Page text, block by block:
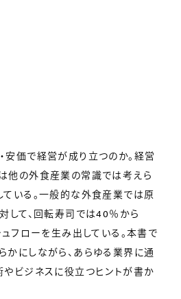
価で経営が成り立つのか。経営
他の外食産業の常識では考えら
いる。一般的な外食産業では原
して、回転寿司では40％から
フローを生み出している。本書で
にしながら、あらゆる業界に通
ビジネスに役立つヒントが書か